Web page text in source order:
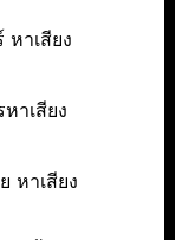
หาเสียง
าเสียง
หาเสียง